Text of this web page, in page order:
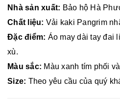
Nhà sản xuất: Bảo hộ Hà
Chất liệu: Vải kaki Pangrim
Đặc điểm: Áo may dài tay đai
xù.
Màu sắc: Màu xanh tím phối
Size: Theo yêu cầu của quý